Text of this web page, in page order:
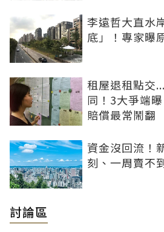
李遠哲大直水
底」！專家曝
租屋退租點交
同！3大爭端
賠償最常鬧翻
資金沒回流！
刻、一周賣不
討論區